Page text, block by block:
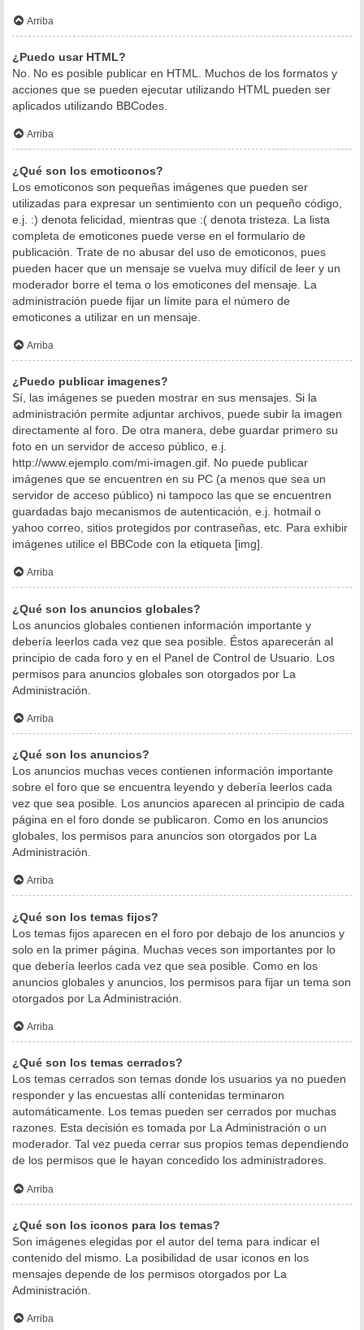
Arriba
¿Puedo usar HTML?
No. No es posible publicar en HTML. Muchos de los formatos y
acciones que se pueden ejecutar utilizando HTML pueden ser
aplicados utilizando BBCodes.
Arriba
¿Qué son los emoticonos?
Los emoticonos son pequeñas imágenes que pueden ser
utilizadas para expresar un sentimiento con un pequeño código,
e.j. :) denota felicidad, mientras que :( denota tristeza. La lista
completa de emoticones puede verse en el formulario de
publicación. Trate de no abusar del uso de emoticonos, pues
pueden hacer que un mensaje se vuelva muy difícil de leer y un
moderador borre el tema o los emoticones del mensaje. La
administración puede fijar un límite para el número de
emoticones a utilizar en un mensaje.
Arriba
¿Puedo publicar imagenes?
Sí, las imágenes se pueden mostrar en sus mensajes. Si la
administración permite adjuntar archivos, puede subir la imagen
directamente al foro. De otra manera, debe guardar primero su
foto en un servidor de acceso público, e.j.
http://www.ejemplo.com/mi-imagen.gif. No puede publicar
imágenes que se encuentren en su PC (a menos que sea un
servidor de acceso público) ni tampoco las que se encuentren
guardadas bajo mecanismos de autenticación, e.j. hotmail o
yahoo correo, sitios protegidos por contraseñas, etc. Para exhibir
imágenes utilice el BBCode con la etiqueta [img].
Arriba
¿Qué son los anuncios globales?
Los anuncios globales contienen información importante y
debería leerlos cada vez que sea posible. Éstos aparecerán al
principio de cada foro y en el Panel de Control de Usuario. Los
permisos para anuncios globales son otorgados por La
Administración.
Arriba
¿Qué son los anuncios?
Los anuncios muchas veces contienen información importante
sobre el foro que se encuentra leyendo y debería leerlos cada
vez que sea posible. Los anuncios aparecen al principio de cada
página en el foro donde se publicaron. Como en los anuncios
globales, los permisos para anuncios son otorgados por La
Administración.
Arriba
¿Qué son los temas fijos?
Los temas fijos aparecen en el foro por debajo de los anuncios y
solo en la primer página. Muchas veces son importantes por lo
que debería leerlos cada vez que sea posible. Como en los
anuncios globales y anuncios, los permisos para fijar un tema son
otorgados por La Administración.
Arriba
¿Qué son los temas cerrados?
Los temas cerrados son temas donde los usuarios ya no pueden
responder y las encuestas allí contenidas terminaron
automáticamente. Los temas pueden ser cerrados por muchas
razones. Esta decisión es tomada por La Administración o un
moderador. Tal vez pueda cerrar sus propios temas dependiendo
de los permisos que le hayan concedido los administradores.
Arriba
¿Qué son los iconos para los temas?
Son imágenes elegidas por el autor del tema para indicar el
contenido del mismo. La posibilidad de usar iconos en los
mensajes depende de los permisos otorgados por La
Administración.
Arriba